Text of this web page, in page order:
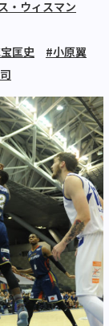
・ウィスマン
匡史
#小原翼